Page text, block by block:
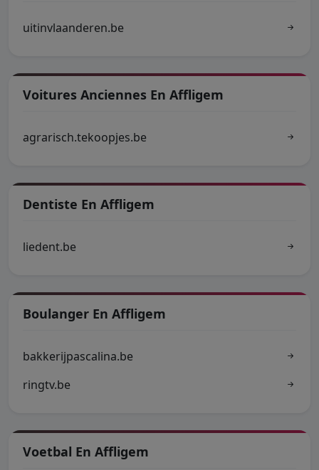
uitinvlaanderen.be
Voitures Anciennes En Affligem
agrarisch.tekoopjes.be
Dentiste En Affligem
liedent.be
Boulanger En Affligem
bakkerijpascalina.be
ringtv.be
Voetbal En Affligem